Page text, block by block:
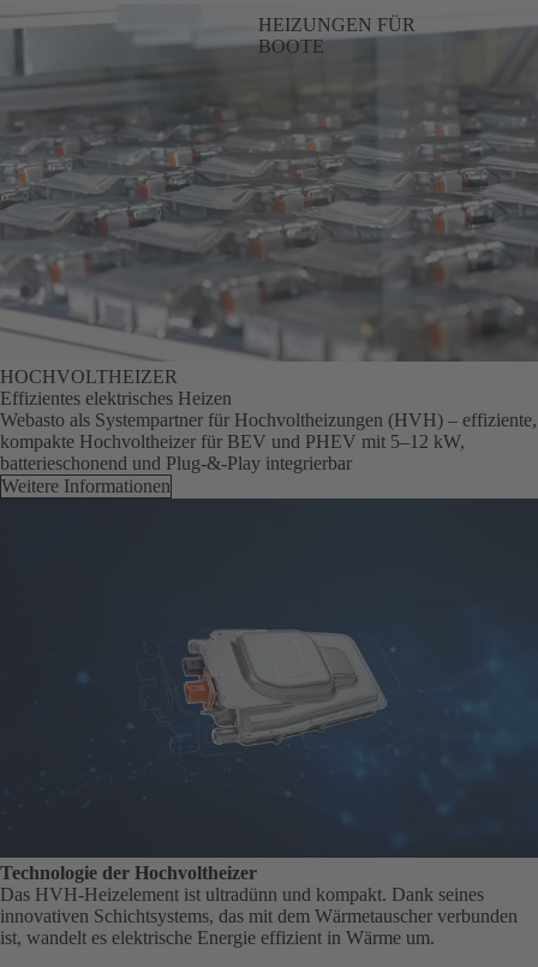
HEIZUNGEN FÜR
BOOTE
HOCHVOLTHEIZER
Effizientes elektrisches Heizen
Webasto als Systempartner für Hochvoltheizungen (HVH) – effiziente,
kompakte Hochvoltheizer für BEV und PHEV mit 5–12 kW,
batterieschonend und Plug‑&‑Play integrierbar
Weitere Informationen
Technologie der Hochvoltheizer
Das HVH-Heizelement ist ultradünn und kompakt. Dank seines
innovativen Schichtsystems, das mit dem Wärmetauscher verbunden
ist, wandelt es elektrische Energie effizient in Wärme um.